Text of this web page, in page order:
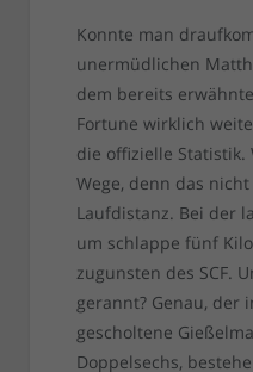
Konnte man
unermüdlichen
dem bereits
Fortune wirklich
die offizielle Statistik.
Wege, denn das
Laufdistanz. Bei der
um schlappe fünf
zugunsten des SCF.
gerannt? Genau, der
gescholtene
Doppelsechs,